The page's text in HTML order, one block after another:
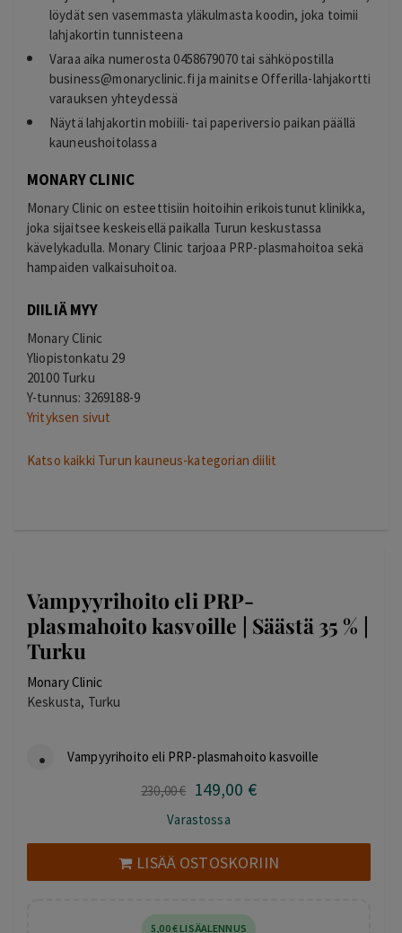
löydät sen vasemmasta yläkulmasta koodin, joka toimii
lahjakortin tunnisteena
Varaa aika numerosta 0458679070 tai sähköpostilla
business@monaryclinic.fi ja mainitse Offerilla-lahjakortti
varauksen yhteydessä
Näytä lahjakortin mobiili- tai paperiversio paikan päällä
kauneushoitolassa
MONARY CLINIC
Monary Clinic on esteettisiin hoitoihin erikoistunut klinikka,
joka sijaitsee keskeisellä paikalla Turun keskustassa
kävelykadulla. Monary Clinic tarjoaa PRP-plasmahoitoa sekä
hampaiden valkaisuhoitoa.
DIILIÄ MYY
Monary Clinic
Yliopistonkatu 29
20100 Turku
Y-tunnus: 3269188-9
Yrityksen sivut
Katso kaikki Turun kauneus-kategorian diilit
Vampyyrihoito eli PRP-
plasmahoito kasvoille | Säästä 35 % |
Turku
Monary Clinic
Keskusta, Turku
Vampyyrihoito eli PRP-plasmahoito kasvoille
230,00€ Alkuperäinen
oli:
230,00 €.
149,00 €Nykyinen
149,00 €.
Varastossa
LISÄÄ OSTOSKORIIN
5,00€LISÄALENNUS